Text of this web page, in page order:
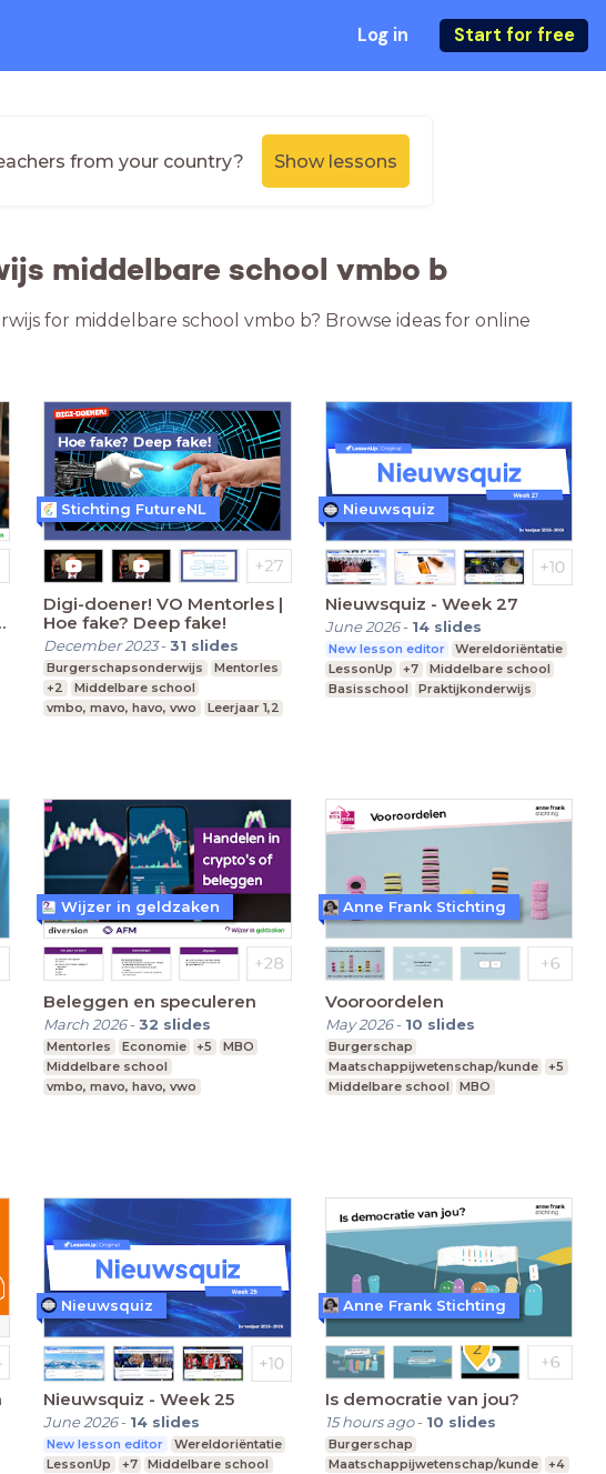
Log in Start for free
from your country? Show lessons
middelbare school vmbo b
for middelbare school vmbo b? Browse ideas for online
Digi-doener! VO Mentorles |
Hoe fake? Deep fake!
December 2023-31 slides
Burgerschapsonderwijs
Mentorles
+2
Middelbare school
vmbo, mavo, havo, vwo
Leerjaar 1,2
Stichting FutureNL
Nieuwsquiz - Week 27
June 2026- 14 slides
New lesson editor
Wereldoriëntatie
LessonUp
+7
Middelbare school
Basisschool
Praktijkonderwijs
Nieuwsquiz
Beleggen en speculeren
March 2026-32 slides
Mentorles Economie +5
MBO
Middelbare school
vmbo, mavo, havo, vwo
Wijzer in geldzaken
Vooroordelen
May 2026- 10 slides
Burgerschap
Maatschappijwetenschap/kunde
+5
Middelbare school
MBO
Anne Frank Stichting
Nieuwsquiz - Week 25
June 2026- 14 slides
New lesson editor
Wereldoriëntatie
LessonUp
+7
Middelbare school
Nieuwsquiz
Is democratie van jou?
15 hours ago- 10 slides
Burgerschap
Maatschappijwetenschap/kunde
+4
Anne Frank Stichting